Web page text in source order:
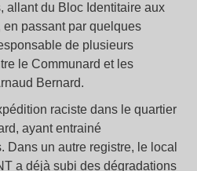
allant du Bloc Identitaire aux
passant par quelques
de plusieurs
le Communard et les
Bernard.
raciste dans le quartier
ayant entrainé
Dans un autre registre, le local
a déjà subi des dégradations